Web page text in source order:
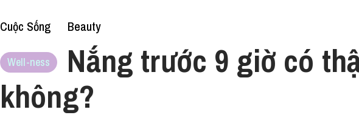
Cuộc Sống Beauty
Well-ness
Nắng trước 9 giờ có
không?